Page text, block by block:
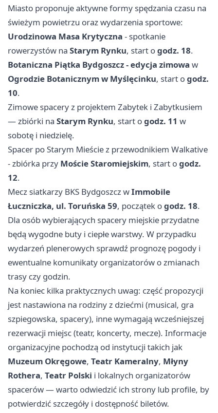
Miasto proponuje aktywne formy spędzania czasu na
świeżym powietrzu oraz wydarzenia sportowe:
Urodzinowa Masa Krytyczna - spotkanie
rowerzystów na Starym Rynku, start ogodz. 18.
Botaniczna Piątka Bydgoszcz - edycja zimowa w
Ogrodzie Botanicznym w Myślęcinku, start ogodz.
10.
Zimowe spacery z projektem Zabytek i Zabytkusiem
— zbiórki na Starym Rynku, start ogodz. 11 w
sobotę i niedzielę.
Spacer po Starym Mieście z przewodnikiem Walkative
- zbiórka przy Moście Staromiejskim, start ogodz.
12.
Mecz siatkarzy BKS Bydgoszcz wImmobile
Łuczniczka, ul. Toruńska 59, początek ogodz. 18.
Dla osób wybierających spacery miejskie przydatne
będą wygodne buty i ciepłe warstwy. W przypadku
wydarzeń plenerowych sprawdź prognozę pogody i
ewentualne komunikaty organizatorów o zmianach
trasy czy godzin.
Na koniec kilka praktycznych uwag: część propozycji
jest nastawiona na rodziny z dziećmi (musical, gra
szpiegowska, spacery), inne wymagają wcześniejszej
rezerwacji miejsc (teatr, koncerty, mecze). Informacje
organizacyjne pochodzą od instytucji takich jak
Muzeum Okręgowe, Teatr Kameralny, Młyny
Rothera, Teatr Polski i lokalnych organizatorów
spacerów — warto odwiedzić ich strony lub profile, by
potwierdzić szczegóły i dostępność biletów.